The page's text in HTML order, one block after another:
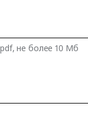
не более 10 Мб